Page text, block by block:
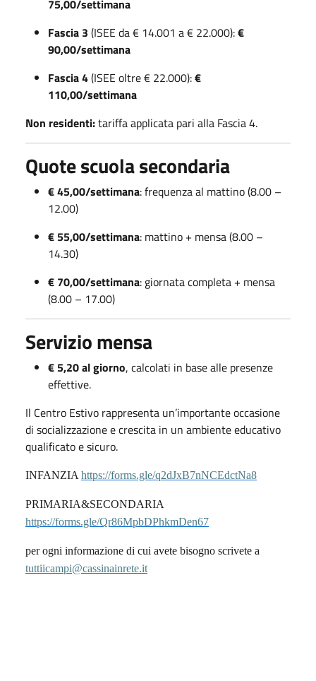
75,00/settimana
Fascia 3 (ISEE da € 14.001 a € 22.000):€
90,00/settimana
Fascia 4(ISEE oltre € 22.000):€
110,00/settimana
Non residenti:tariffa applicata pari alla Fascia 4.
Quote scuola secondaria
€ 45,00/settimana: frequenza al mattino (8.00 –
12.00)
€ 55,00/settimana: mattino + mensa (8.00 –
14.30)
€ 70,00/settimana: giornata completa + mensa
(8.00 – 17.00)
Servizio mensa
€ 5,20 al giorno, calcolati in base alle presenze
effettive.
Il Centro Estivo rappresenta un’importante occasione
di socializzazione e crescita in un ambiente educativo
qualificato e sicuro.
INFANZIA https://forms.gle/q2dJxB7nNCEdctNa8
PRIMARIA&SECONDARIA
https://forms.gle/Qr86MpbDPhkmDen67
per ogni informazione di cui avete bisogno scrivete a
tuttiicampi@cassinainrete.it